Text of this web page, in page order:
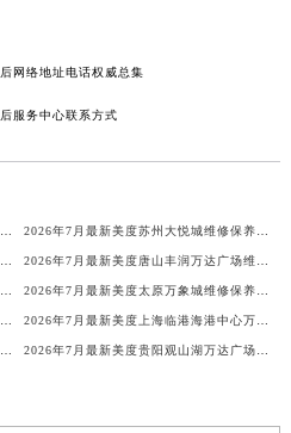
网络地址电话权威总集
服务中心联系方式
2026年7月最新美度温州万象城维修保养服务电话 2026年7月最新美度苏州大悦城维修保养服务电话
2026年7月最新美度南昌新建城万达广场维修保养服务电话 2026年7月最新美度唐山丰润万达广场维修保养服务电话
2026年7月最新美度重庆万象城维修保养服务电话 2026年7月最新美度太原万象城维修保养服务电话
2026年7月最新美度佛山狮山长华万达广场维修保养服务电话 2026年7月最新美度上海临港海港中心万象汇维修保养服务电话
2026年7月最新美度平顶山吾悦广场维修保养服务电话 2026年7月最新美度贵阳观山湖万达广场维修保养服务电话